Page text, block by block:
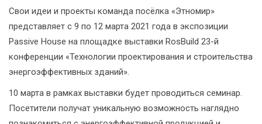
Свои идеи и проекты команда посёлка «Этномир»
представляет с 9 по 12 марта 2021 года в экспозиции
Passive House на площадке выставки RosBuild 23-й
конференции «Технологии проектирования и строительства
энергоэффективных зданий».
10 марта в рамках выставки будет проводиться семинар.
Посетители получат уникальную возможность наглядно